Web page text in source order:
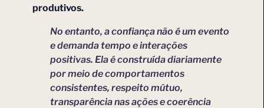
produtivos.
No entanto, a confiança não é um evento
e demanda tempo e interações
positivas. Ela é construída diariamente
por meio de comportamentos
consistentes, respeito mútuo,
transparência nas ações e coerência